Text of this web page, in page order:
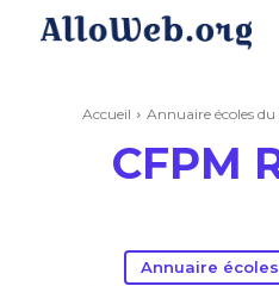
Accueil Annuaire écoles du
CFPM
Annuaire